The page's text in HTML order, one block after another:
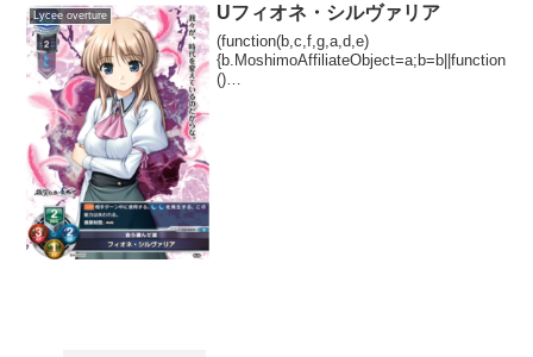
Lycee overture Uフィオネ・シルヴァリア
(function(b,c,f,g,a,d,e)
{b.MoshimoAffiliateObject=a;b=b||function
()